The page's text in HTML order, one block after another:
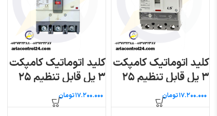
کلید اتوماتیک کامپکت
۳ پل قابل تنظیم ۲۵
آمپر (سوسل) ال اس
تومان
کلید اتوماتیک کامپکت
۳ پل قابل تنظیم ۲۵
آمپر (متاسول) ال اس
تومان